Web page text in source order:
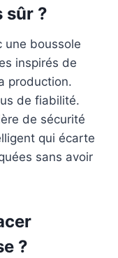
sûr ?
une boussole
inspirés de
production.
de fiabilité.
de sécurité
qui écarte
sans avoir
?